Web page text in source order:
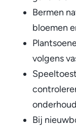
Bermen
bloemen
volgens
Bij